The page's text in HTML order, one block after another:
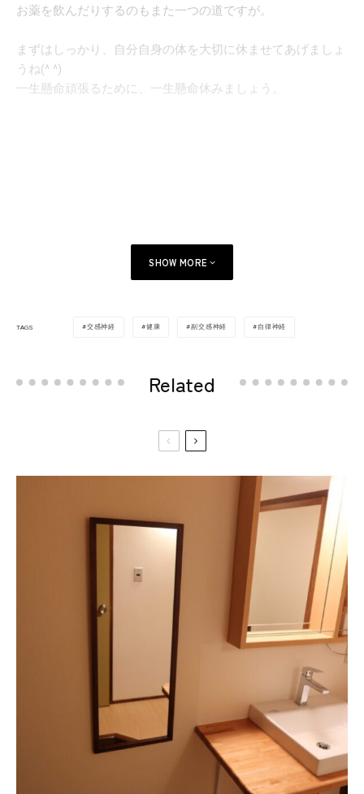
お薬を飲んだりするのもまた一つの道ですが。
まずはしっかり、自分自身の体を大切に休ませてあげましょ
うね(^ ^)
一生懸命頑張るために、一生懸命休みましょう。
SHOW MORE
TAGS 交感神経 健康 副交感神経 自律神経
Related